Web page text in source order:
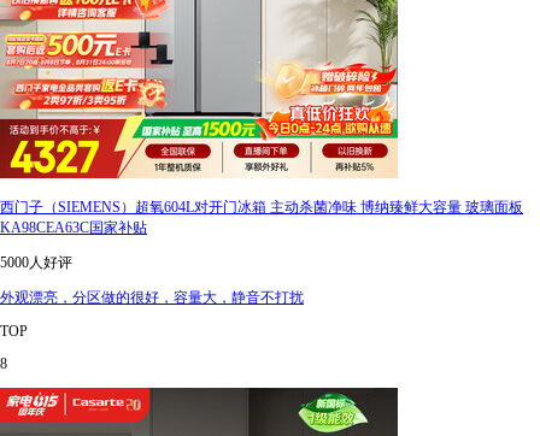
西门子（SIEMENS）超氧604L对开门冰箱 主动杀菌净味 博纳臻鲜大容量 玻璃面板
KA98CEA63C国家补贴
5000人好评
外观漂亮，分区做的很好，容量大，静音不打扰
TOP
8